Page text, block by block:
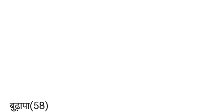
बुढ़ापा(58)